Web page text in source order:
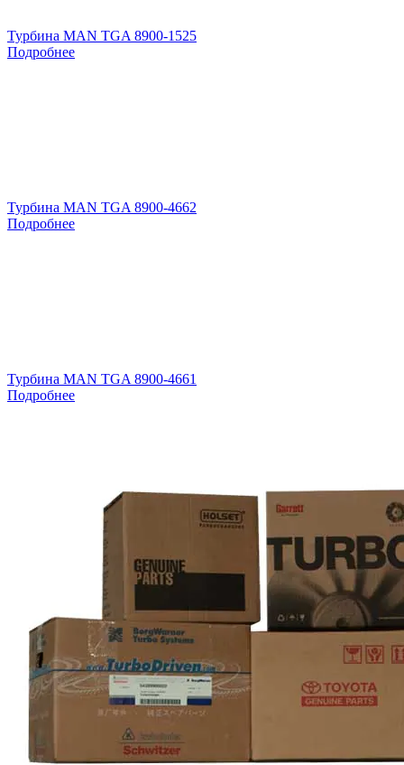
Турбина MAN TGA 8900-1525
Подробнее
Турбина MAN TGA 8900-4662
Подробнее
Турбина MAN TGA 8900-4661
Подробнее